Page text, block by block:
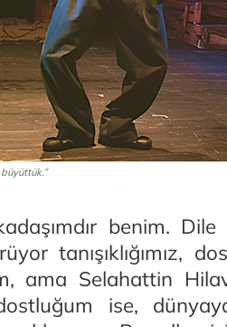
benim.
tanışıklığımız,
ama Selahattin
ise,